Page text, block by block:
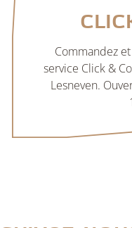
Commandez
service Click &
Lesneven.